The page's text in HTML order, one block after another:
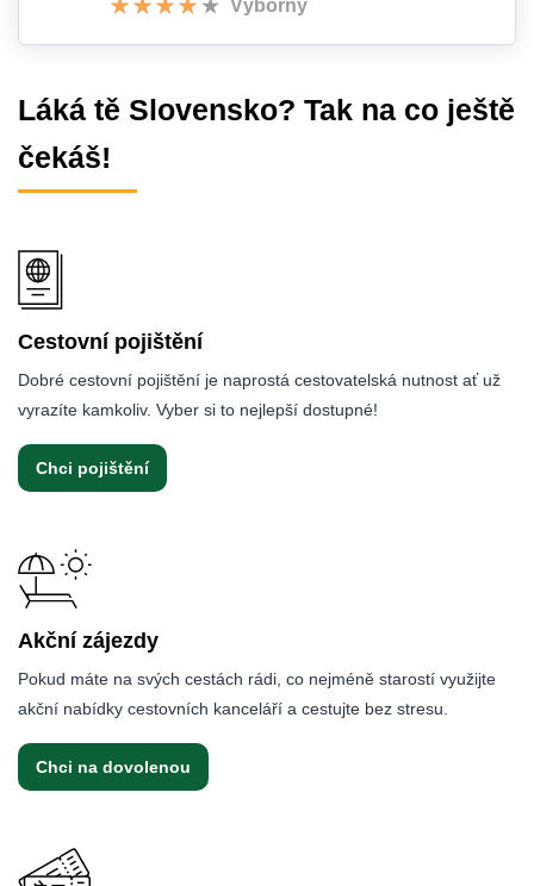
Výborný
Láká tě Slovensko? Tak na co ještě
čekáš!
Cestovní pojištění
Dobré cestovní pojištění je naprostá cestovatelská nutnost ať už
vyrazíte kamkoliv. Vyber si to nejlepší dostupné!
Chci pojištění
Akční zájezdy
Pokud máte na svých cestách rádi, co nejméně starostí využijte
akční nabídky cestovních kanceláří a cestujte bez stresu.
Chci na dovolenou